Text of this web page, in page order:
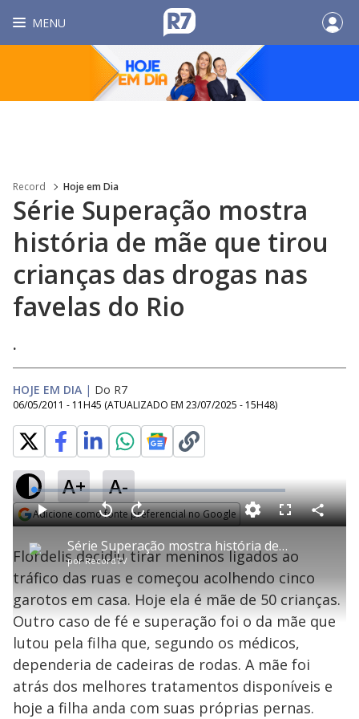
MENU
Record Hoje em Dia
Série Superação mostra
história de mãe que tirou
crianças das drogas nas
favelas do Rio
.
HOJE EM DIA | Do R7
06/05/2011 - 11H45 (ATUALIZADO EM 23/07/2025 - 15H48)
A+ A-
Adicione como fonte preferencial no Google
P
l
a
y
Série Superação mostra história de mãe que tirou crianças das drogas nas favelas do Rio
porRecordTV
P V
l
t
a
r
0
e
g
n
d
s
A
n
ç
a
s
e
u
n
o
s
M
u
L
o
a
d
e
:
1
.
9
0
%
F
l
s
c
r
n
C
o
a
r
Flordelis decidiu tirar meninos ligados ao
tráfico das ruas e começou acolhendo cinco
garotos em casa. Hoje ela é mãe de 50 crianças.
Outro caso de fé e superação foi o da mãe que
lutou pela filha que, segundo os médicos,
dependeria de cadeiras de rodas. A mãe foi
atrás dos melhores tratamentos disponíveis e
hoje a filha anda com suas próprias pernas.